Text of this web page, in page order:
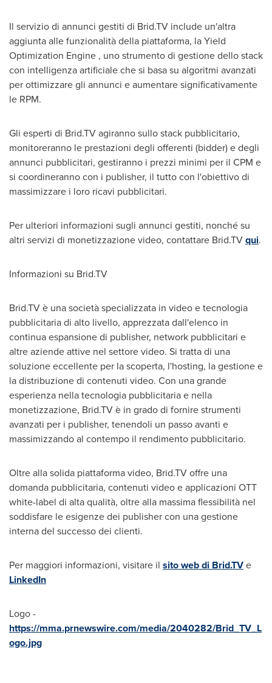
Il servizio di annunci gestiti di Brid.TV include un'altra
aggiunta alle funzionalità della piattaforma, la Yield
Optimization Engine , uno strumento di gestione dello stack
con intelligenza artificiale che si basa su algoritmi avanzati
per ottimizzare gli annunci e aumentare significativamente
le RPM.
Gli esperti di Brid.TV agiranno sullo stack pubblicitario,
monitoreranno le prestazioni degli offerenti (bidder) e degli
annunci pubblicitari, gestiranno i prezzi minimi per il CPM e
si coordineranno con i publisher, il tutto con l'obiettivo di
massimizzare i loro ricavi pubblicitari.
Per ulteriori informazioni sugli annunci gestiti, nonché su
altri servizi di monetizzazione video, contattare Brid.TVqui.
Informazioni su Brid.TV
Brid.TV è una società specializzata in video e tecnologia
pubblicitaria di alto livello, apprezzata dall'elenco in
continua espansione di publisher, network pubblicitari e
altre aziende attive nel settore video. Si tratta di una
soluzione eccellente per la scoperta, l'hosting, la gestione e
la distribuzione di contenuti video. Con una grande
esperienza nella tecnologia pubblicitaria e nella
monetizzazione, Brid.TV è in grado di fornire strumenti
avanzati per i publisher, tenendoli un passo avanti e
massimizzando al contempo il rendimento pubblicitario.
Oltre alla solida piattaforma video, Brid.TV offre una
domanda pubblicitaria, contenuti video e applicazioni OTT
white-label di alta qualità, oltre alla massima flessibilità nel
soddisfare le esigenze dei publisher con una gestione
interna del successo dei clienti.
Per maggiori informazioni, visitare il sito web di Brid.TVe
LinkedIn
Logo -
https://mma.prnewswire.com/media/2040282/Brid_TV_L
ogo.jpg